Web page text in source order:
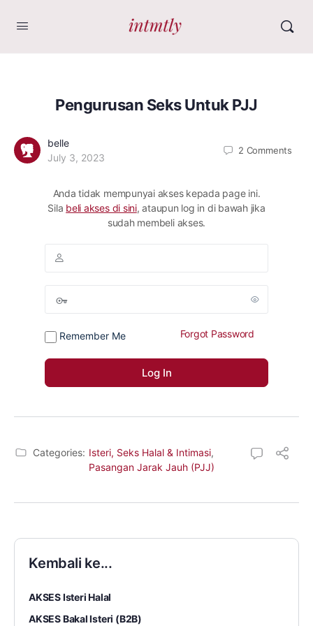
Pengurusan Seks Untuk PJJ
belle
July 3, 2023
2 Comments
Anda tidak mempunyai akses kepada page ini.
Sila beli akses di sini, ataupun log in di bawah jika
sudah membeli akses.
Remember Me Forgot Password
Categories: Isteri, Seks Halal & Intimasi,
Pasangan Jarak Jauh (PJJ)
Kembali ke...
AKSES Isteri Halal
AKSES Bakal Isteri (B2B)